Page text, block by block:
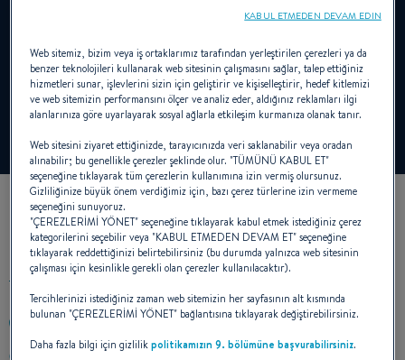
ROSTOCK HOHE DUENE
Satıcı Sailboats, First için BENETEAU
KOORDINATLARIMIZ
+491756967077
Web sitemiz, bizim veya iş ortaklarımız tarafından yerleştirilen çerezleri ya da
benzer teknolojileri kullanarak web sitesinin çalışmasını sağlar, talep ettiğiniz
hizmetleri sunar, işlevlerini sizin için geliştirir ve kişiselleştirir, hedef kitlemizi
ve web sitemizin performansını ölçer ve analiz eder, aldığınız reklamları ilgi
alanlarınıza göre uyarlayarak sosyal ağlarla etkileşim kurmanıza olanak tanır.
Web sitesini ziyaret ettiğinizde, tarayıcınızda veri saklanabilir veya oradan
alınabilir; bu genellikle çerezler şeklinde olur. "TÜMÜNÜ KABUL ET"
seçeneğine tıklayarak tüm çerezlerin kullanımına izin vermiş olursunuz.
Gizliliğinize büyük önem verdiğimiz için, bazı çerez türlerine izin vermeme
seçeneğini sunuyoruz.
"ÇEREZLERİMİ YÖNET" seçeneğine tıklayarak kabul etmek istediğiniz çerez
kategorilerini seçebilir veya "KABUL ETMEDEN DEVAM ET" seçeneğine
tıklayarak reddettiğinizi belirtebilirsiniz (bu durumda yalnızca web sitesinin
çalışması için kesinlikle gerekli olan çerezler kullanılacaktır).
Tercihlerinizi istediğiniz zaman web sitemizin her sayfasının alt kısmında
bulunan "ÇEREZLERİMİ YÖNET" bağlantısına tıklayarak değiştirebilirsiniz.
Daha fazla bilgi için gizlilikpolitikamızın 9. bölümüne başvurabilirsiniz.
KABUL ETMEDEN DEVAM EDIN